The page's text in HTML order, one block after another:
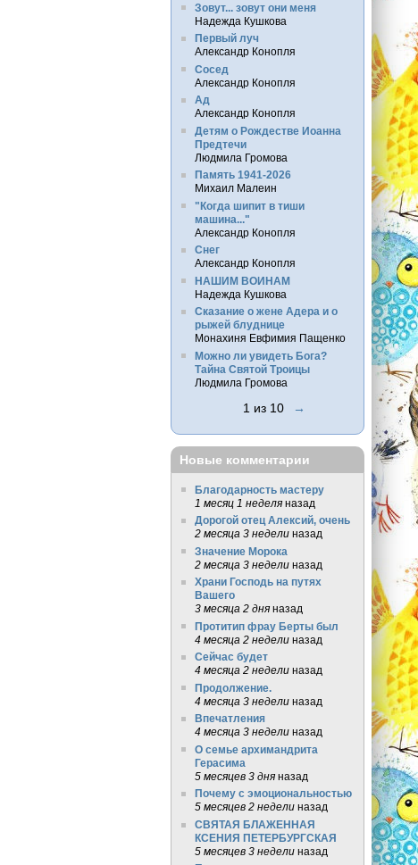
Зовут... зовут они меня
Надежда Кушкова
Первый луч
Александр Конопля
Сосед
Александр Конопля
Ад
Александр Конопля
Детям о Рождестве Иоанна
Предтечи
Людмила Громова
Память 1941-2026
Михаил Малеин
"Когда шипит в тиши
машина..."
Александр Конопля
Снег
Александр Конопля
НАШИМ ВОИНАМ
Надежда Кушкова
Сказание о жене Адера и о
рыжей блуднице
Монахиня Евфимия Пащенко
Можно ли увидеть Бога?
Тайна Святой Троицы
Людмила Громова
1 из 10 →
Новые комментарии
Благодарность мастеру
1 месяц 1 неделяназад
Дорогой отец Алексий, очень
2 месяца 3 неделиназад
Значение Морока
2 месяца 3 неделиназад
Храни Господь на путях
Вашего
3 месяца 2 дняназад
Протитип фрау Берты был
4 месяца 2 неделиназад
Сейчас будет
4 месяца 2 неделиназад
Продолжение.
4 месяца 3 неделиназад
Впечатления
4 месяца 3 неделиназад
О семье архимандрита
Герасима
5 месяцев 3 дняназад
Почему с эмоциональностью
5 месяцев 2 неделиназад
СВЯТАЯ БЛАЖЕННАЯ
КСЕНИЯ ПЕТЕРБУРГСКАЯ
5 месяцев 3 неделиназад